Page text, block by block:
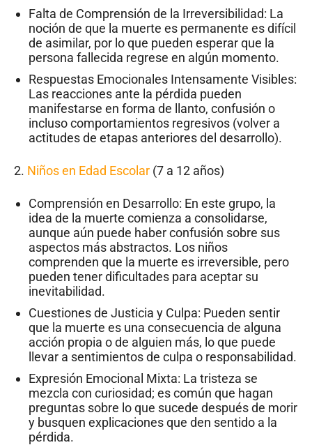
Falta de Comprensión de la Irreversibilidad: La
noción de que la muerte es permanente es difícil
de asimilar, por lo que pueden esperar que la
persona fallecida regrese en algún momento.
Respuestas Emocionales Intensamente Visibles:
Las reacciones ante la pérdida pueden
manifestarse en forma de llanto, confusión o
incluso comportamientos regresivos (volver a
actitudes de etapas anteriores del desarrollo).
2. Niños en Edad Escolar (7 a 12 años)
Comprensión en Desarrollo: En este grupo, la
idea de la muerte comienza a consolidarse,
aunque aún puede haber confusión sobre sus
aspectos más abstractos. Los niños
comprenden que la muerte es irreversible, pero
pueden tener dificultades para aceptar su
inevitabilidad.
Cuestiones de Justicia y Culpa: Pueden sentir
que la muerte es una consecuencia de alguna
acción propia o de alguien más, lo que puede
llevar a sentimientos de culpa o responsabilidad.
Expresión Emocional Mixta: La tristeza se
mezcla con curiosidad; es común que hagan
preguntas sobre lo que sucede después de morir
y busquen explicaciones que den sentido a la
pérdida.